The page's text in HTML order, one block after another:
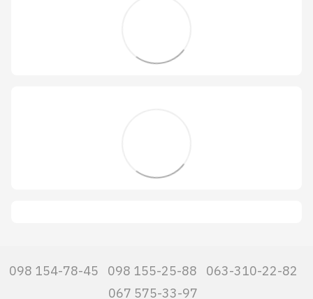
098 154-78-45 098 155-25-88
063-310-22-82
067 575-33-97